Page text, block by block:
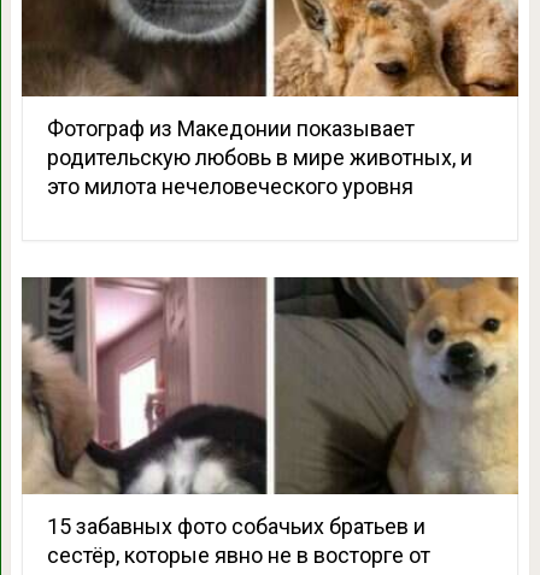
Фотограф из Македонии показывает
родительскую любовь в мире животных, и
это милота нечеловеческого уровня
15 забавных фото собачьих братьев и
сестёр, которые явно не в восторге от